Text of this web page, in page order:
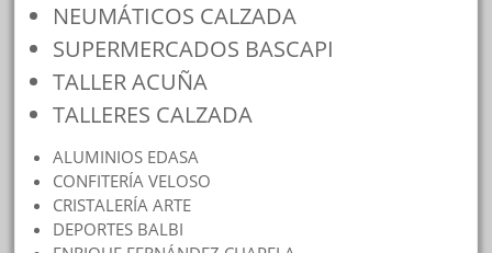
NEUMÁTICOS CALZADA
SUPERMERCADOS BASCAPI
TALLER ACUÑA
TALLERES CALZADA
ALUMINIOS EDASA
CONFITERÍA VELOSO
CRISTALERÍA ARTE
DEPORTES BALBI